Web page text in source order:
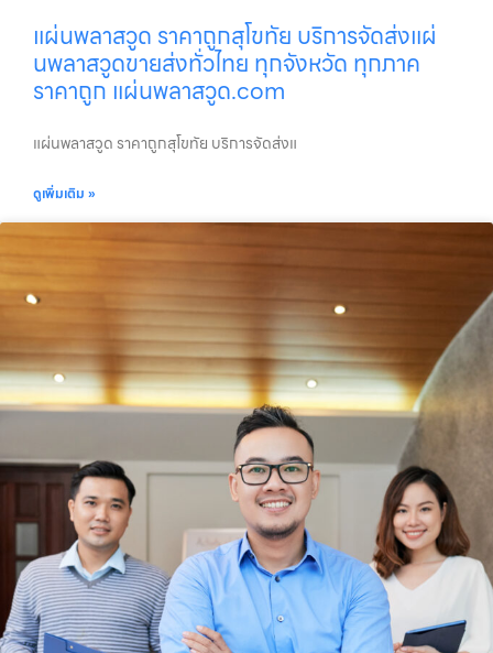
แผ่นพลาสวูด ราคาถูกสุโขทัย บริการจัดส่งแผ่
นพลาสวูดขายส่งทั่วไทย ทุกจังหวัด ทุกภาค
ราคาถูก แผ่นพลาสวูด.com
แผ่นพลาสวูด ราคาถูกสุโขทัย บริการจัดส่งแ
ดูเพิ่มเติม »